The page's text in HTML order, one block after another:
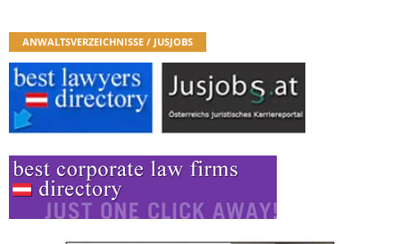
ANWALTSVERZEICHNISSE / JUSJOBS